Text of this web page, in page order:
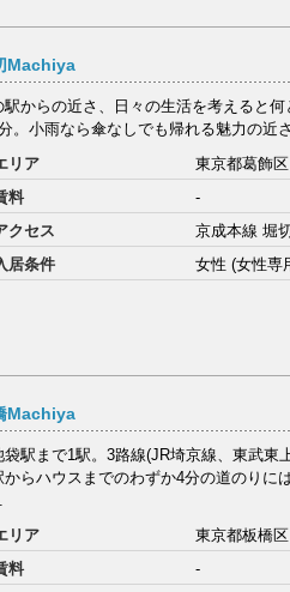
Machiya
駅からの近さ、日々の生活を考えると
。小雨なら傘なしでも帰れる魅力の近
リア
東京都葛飾区
料
-
クセス
京成本線 堀
居条件
女性 (女性専
Machiya
駅まで1駅。3路線(JR埼京線、東武東
からハウスまでのわずか4分の道のりに
リア
東京都板橋区
料
-